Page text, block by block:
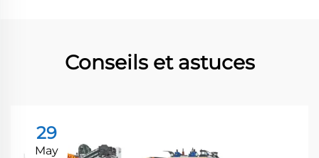
Conseils et astuces
29
May